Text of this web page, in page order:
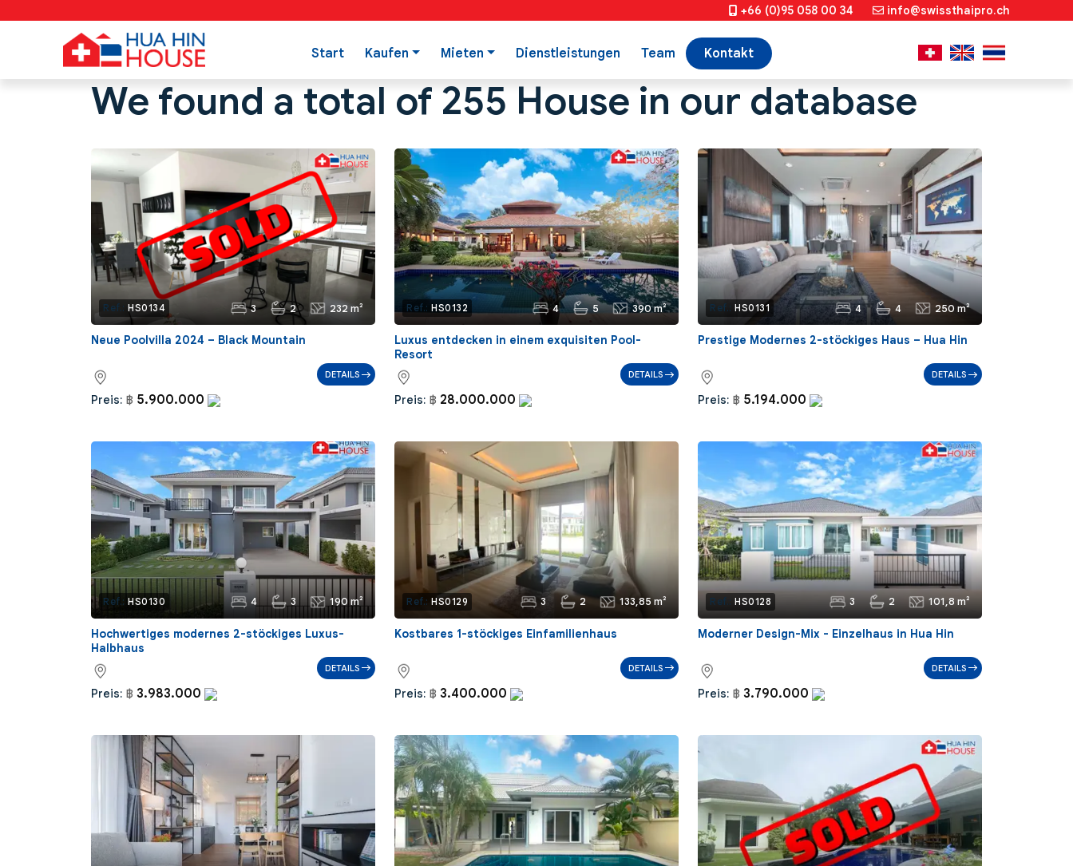
+66 (0)95 058 00 34 info@swissthaipro.ch
Start Kaufen Mieten Dienstleistungen Team Kontakt
We found a total of 255 House in our database
Ref.: HS0134 3 2 232 m²
Neue Poolvilla 2024 – Black Mountain
Preis: ฿ 5.900.000
DETAILS
Ref.: HS0132 4 5 390 m²
Luxus entdecken in einem exquisiten Pool-
Resort
Preis: ฿ 28.000.000
DETAILS
Ref.: HS0131 4 4 250 m²
Prestige Modernes 2-stöckiges Haus – Hua Hin
Preis: ฿ 5.194.000
DETAILS
Ref.: HS0130 4 3 190 m²
Hochwertiges modernes 2-stöckiges Luxus-
Halbhaus
Preis: ฿ 3.983.000
DETAILS
Ref.: HS0129 3 2 133,85 m²
Kostbares 1-stöckiges Einfamilienhaus
Preis: ฿ 3.400.000
DETAILS
Ref.: HS0128 3 2 101,8 m²
Moderner Design-Mix - Einzelhaus in Hua Hin
Preis: ฿ 3.790.000
DETAILS